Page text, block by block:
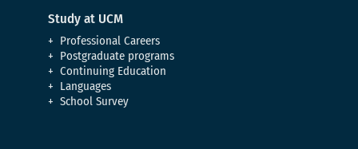
Study at UCM
Professional Careers
Postgraduate programs
Continuing Education
Languages
School Survey